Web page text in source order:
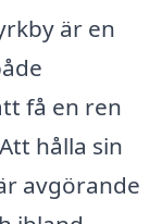
är en
få en ren
hålla sin
avgörande